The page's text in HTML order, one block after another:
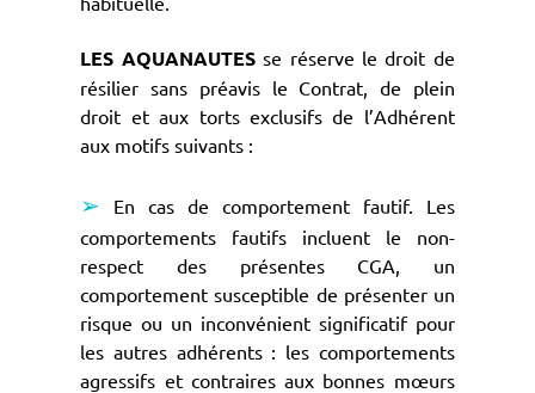
LES AQUANAUTESse réserve le droit de
résilier sans préavis le Contrat, de plein
droit et aux torts exclusifs de l’Adhérent
aux motifs suivants :
➢ En cas de comportement fautif. Les
comportements fautifs incluent le non-
respect des présentes CGA, un
comportement susceptible de présenter un
risque ou un inconvénient significatif pour
les autres adhérents : les comportements
agressifs et contraires aux bonnes mœurs